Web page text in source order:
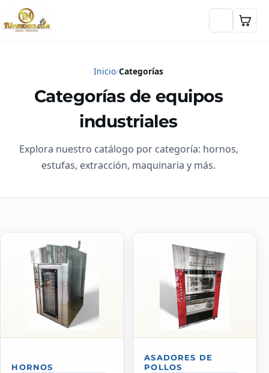
Inicio Categorías
Categorías de equipos
industriales
Explora nuestro catálogo por categoría: hornos,
estufas, extracción, maquinaria y más.
HORNOS
ASADORES DE
POLLOS